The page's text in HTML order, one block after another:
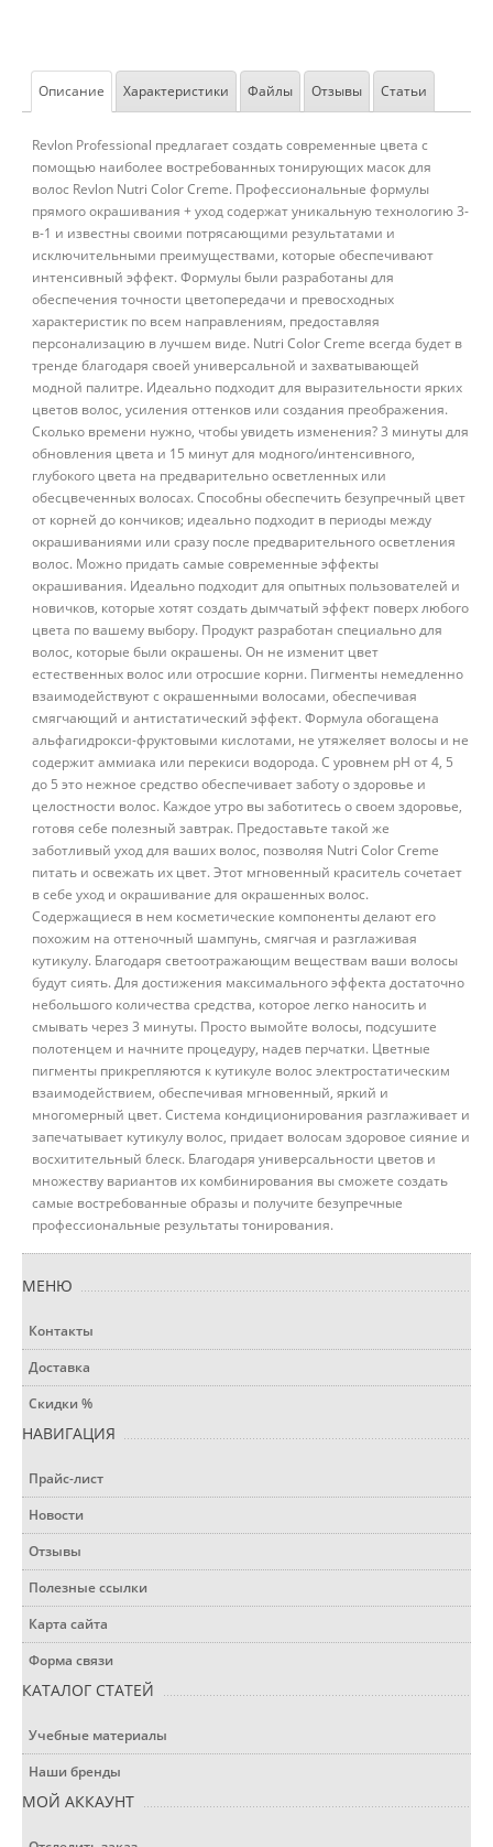
Описание Характеристики Файлы Отзывы Статьи
Revlon Professional предлагает создать современные цвета с
помощью наиболее востребованных тонирующих масок для
волос Revlon Nutri Color Creme. Профессиональные формулы
прямого окрашивания + уход содержат уникальную технологию 3-
в-1 и известны своими потрясающими результатами и
исключительными преимуществами, которые обеспечивают
интенсивный эффект. Формулы были разработаны для
обеспечения точности цветопередачи и превосходных
характеристик по всем направлениям, предоставляя
персонализацию в лучшем виде. Nutri Color Creme всегда будет в
тренде благодаря своей универсальной и захватывающей
модной палитре. Идеально подходит для выразительности ярких
цветов волос, усиления оттенков или создания преображения.
Сколько времени нужно, чтобы увидеть изменения? 3 минуты для
обновления цвета и 15 минут для модного/интенсивного,
глубокого цвета на предварительно осветленных или
обесцвеченных волосах. Способны обеспечить безупречный цвет
от корней до кончиков; идеально подходит в периоды между
окрашиваниями или сразу после предварительного осветления
волос. Можно придать самые современные эффекты
окрашивания. Идеально подходит для опытных пользователей и
новичков, которые хотят создать дымчатый эффект поверх любого
цвета по вашему выбору. Продукт разработан специально для
волос, которые были окрашены. Он не изменит цвет
естественных волос или отросшие корни. Пигменты немедленно
взаимодействуют с окрашенными волосами, обеспечивая
смягчающий и антистатический эффект. Формула обогащена
альфагидрокси-фруктовыми кислотами, не утяжеляет волосы и не
содержит аммиака или перекиси водорода. С уровнем pH от 4, 5
до 5 это нежное средство обеспечивает заботу о здоровье и
целостности волос. Каждое утро вы заботитесь о своем здоровье,
готовя себе полезный завтрак. Предоставьте такой же
заботливый уход для ваших волос, позволяя Nutri Color Creme
питать и освежать их цвет. Этот мгновенный краситель сочетает
в себе уход и окрашивание для окрашенных волос.
Содержащиеся в нем косметические компоненты делают его
похожим на оттеночный шампунь, смягчая и разглаживая
кутикулу. Благодаря светоотражающим веществам ваши волосы
будут сиять. Для достижения максимального эффекта достаточно
небольшого количества средства, которое легко наносить и
смывать через 3 минуты. Просто вымойте волосы, подсушите
полотенцем и начните процедуру, надев перчатки. Цветные
пигменты прикрепляются к кутикуле волос электростатическим
взаимодействием, обеспечивая мгновенный, яркий и
многомерный цвет. Система кондиционирования разглаживает и
запечатывает кутикулу волос, придает волосам здоровое сияние и
восхитительный блеск. Благодаря универсальности цветов и
множеству вариантов их комбинирования вы сможете создать
самые востребованные образы и получите безупречные
профессиональные результаты тонирования.
МЕНЮ
Контакты
Доставка
Скидки %
НАВИГАЦИЯ
Прайс-лист
Новости
Отзывы
Полезные ссылки
Карта сайта
Форма связи
КАТАЛОГ СТАТЕЙ
Учебные материалы
Наши бренды
МОЙ АККАУНТ